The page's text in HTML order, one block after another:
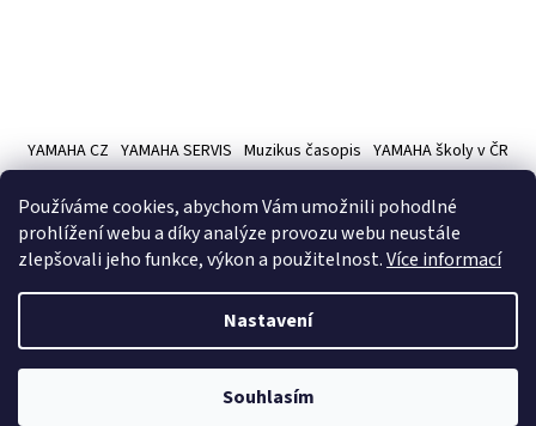
Používáme cookies, abychom Vám umožnili pohodlné
prohlížení webu a díky analýze provozu webu neustále
zlepšovali jeho funkce, výkon a použitelnost.Více informací
Nastavení
Souhlasím
p
YAMAHA CZ YAMAHA SERVIS Muzikus časopis YAMAHA školy v ČR
Copyright 2026Hudební nástroje YAMAMUSIC. Všechna práva
vyhrazena.